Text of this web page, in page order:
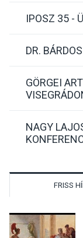
IPOSZ 35 -
DR.
GÖRGEI
NAGY
FRISS